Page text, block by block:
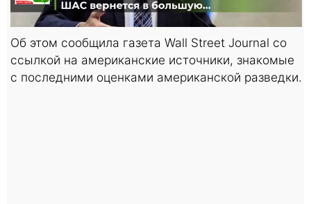
Об этом сообщила газета Wall Street Journal со
ссылкой на американские источники, знакомые
с последними оценками американской разведки.